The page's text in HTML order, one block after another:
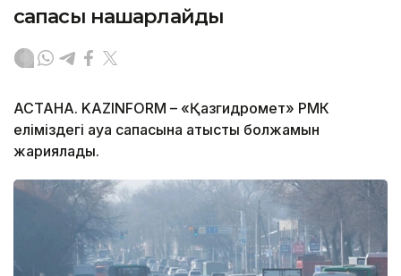
сапасы нашарлайды
АСТАНА. KAZINFORM – «Қазгидромет» РМК
еліміздегі ауа сапасына қатысты болжамын
жариялады.